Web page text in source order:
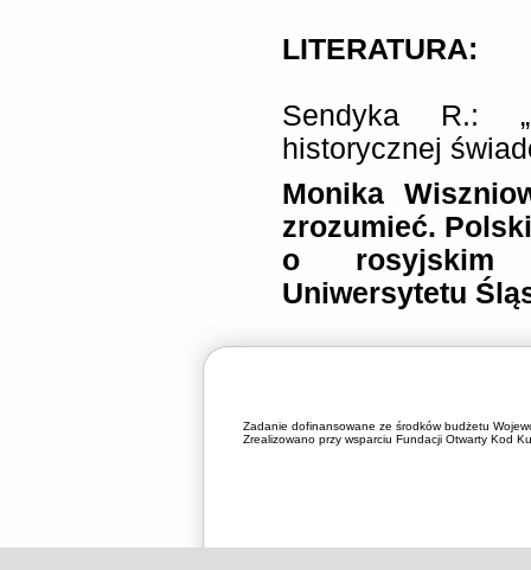
LITERATURA:
Sendyka R.:
historycznej
Monika
zrozumieć.
o rosyjskim
Uniwersytetu
Zadanie dofinansowane ze środków budżetu
Zrealizowano przy wsparciu Fundacji Otwarty Kod